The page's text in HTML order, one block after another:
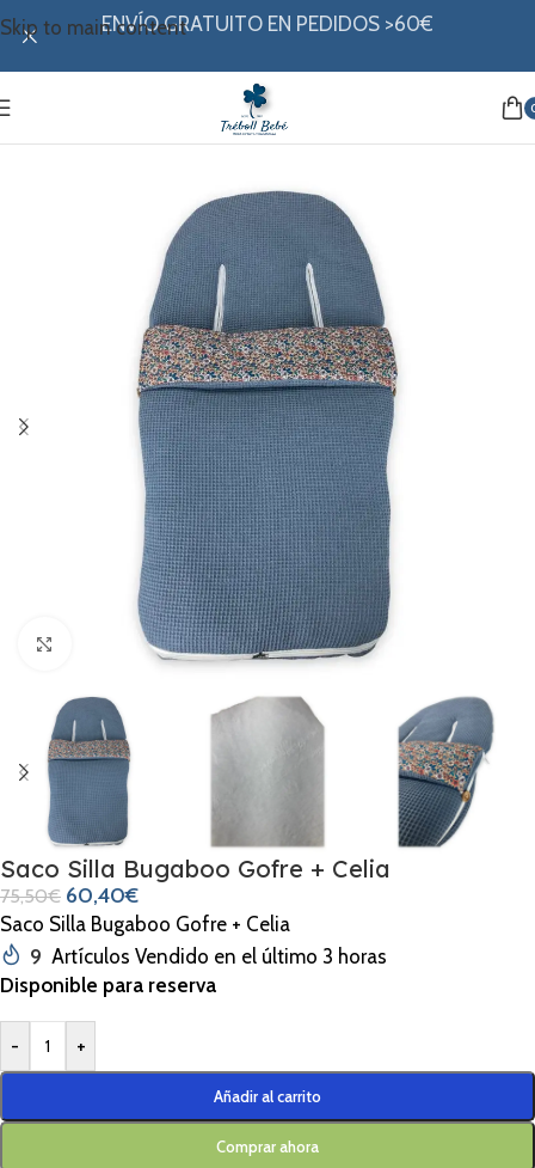
Skip to main contentENVÍO GRATUITO EN PEDIDOS >60€
Sacos buga
Clic para ampliar
Saco Silla Bugaboo Gofre + Celia
75,50€ 60,40€
Saco Silla Bugaboo Gofre + Celia
9 Artículos Vendido en el último 3 horas
Disponible para reserva
- +
Añadir al carrito
Comprar ahora